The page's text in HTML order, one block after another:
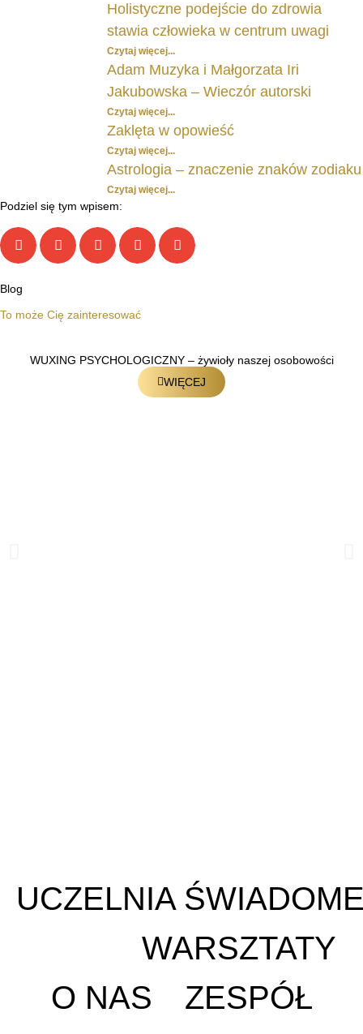
Holistyczne podejście do zdrowia
stawia człowieka w centrum uwagi
Czytaj więcej...
Adam Muzyka i Małgorzata Iri
Jakubowska – Wieczór autorski
Czytaj więcej...
Zaklęta w opowieść
Czytaj więcej...
Astrologia – znaczenie znaków zodiaku
Czytaj więcej...
Podziel się tym wpisem:
Blog
To może Cię zainteresować
WUXING PSYCHOLOGICZNY – żywioły naszej osobowości
WIĘCEJ
UCZELNIA
WARSZTATY
O NAS
ZESPÓŁ